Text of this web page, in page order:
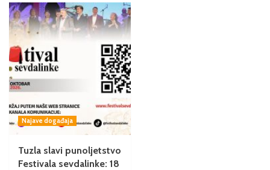
Najave događaja
Tuzla slavi punoljetstvo
Festivala sevdalinke: 18